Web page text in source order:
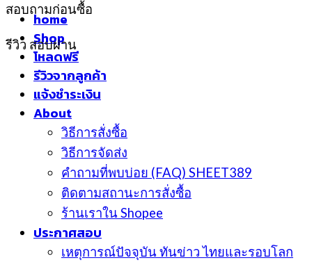
home
Shop
โหลดฟรี
รีวิวจากลูกค้า
แจ้งชำระเงิน
About
วิธีการสั่งซื้อ
วิธีการจัดส่ง
คำถามที่พบบ่อย (FAQ) SHEET389
ติดตามสถานะการสั่งซื้อ
ร้านเราใน Shopee
ประกาศสอบ
เหตุการณ์ปัจจุบัน ทันข่าว ไทยและรอบโลก
สอบถามก่อนซื้อ
รีวิว สอบผ่าน